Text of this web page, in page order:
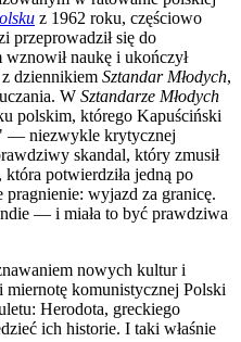
z 1962 roku, częściowo
przeprowadził się do
naukę i ukończył
dziennikiem Sztandar Młodych,
W Sztandarze Młodych
polskim, którego Kapuściński
— niezwykle krytycznej
skandal, który zmusił
potwierdziła jedną po
pragnienie: wyjazd za granicę.
— i miała to być prawdziwa
nowych kultur i
miernotę komunistycznej Polski
Herodota, greckiego
ich historie. I taki właśnie